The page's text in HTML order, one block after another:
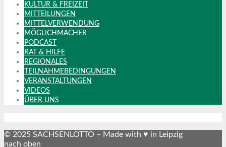
KULTUR & FREIZEIT
MITTEILUNGEN
MITTELVERWENDUNG
MÖGLICHMACHER
PODCAST
RAT & HILFE
REGIONALES
TEILNAHMEBEDINGUNGEN
VERANSTALTUNGEN
VIDEOS
ÜBER UNS
© 2025 SACHSENLOTTO – Made with ♥ in Leipzig
nach oben